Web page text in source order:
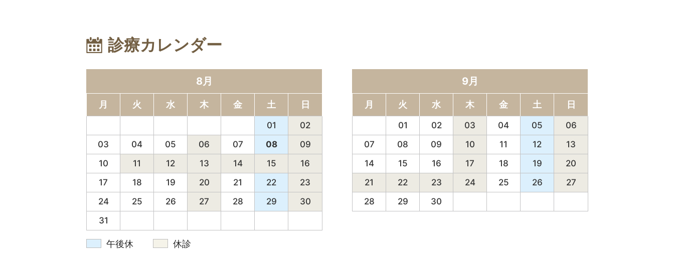
診療カレンダー
8月
月 火 水 木 金 土 日
01
02
03
04 05 06 07 08
09
10
11 12 13 14 15
16
17
18 19 20 21 22
23
24
25 26 27 28 29
30
31
9月
月 火 水 木 金 土 日
01 02 03 04 05
06
07
08 09 10 11 12
13
14
15 16 17 18 19
20
21
22 23 24 25 26
27
28
29 30
午後休 休診